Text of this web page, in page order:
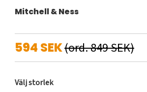
Mitchell & Ness
594 SEK(ord. 849 SEK)
Välj storlek